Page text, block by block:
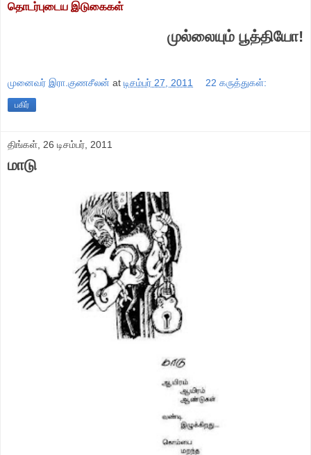
தொடர்புடைய இடுகைகள்
முல்லையும் பூத்தியோ!
முனைவர் இரா.குணசீலன் at டிசம்பர் 27, 2011 22 கருத்துகள்:
பகிர்
திங்கள், 26 டிசம்பர், 2011
மாடு